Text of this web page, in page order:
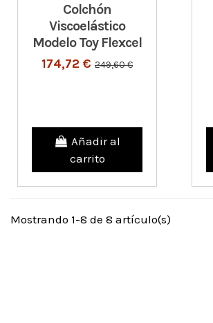
Colchón
Viscoelástico
Modelo Toy Flexcel
174,72 € 249,60 €
Añadir al
carrito
Mostrando 1-8 de 8 artículo(s)